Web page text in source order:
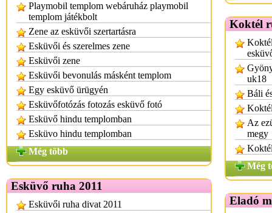
Playmobil templom webáruház playmobil
templom játékbolt
Zene az esküvői szertartásra
Esküvői és szerelmes zene
Esküvői zene
Esküvői bevonulás másként templom
Egy esküvő ürügyén
Esküvőfotózás fotozás esküvő fotó
Esküvő hindu templomban
Esküvo hindu templomban
Még több
Esküvő ruha 2011
Esküvői ruha divat 2011
Koktél
uk18
Báli
Az
megy
Még
Eladó